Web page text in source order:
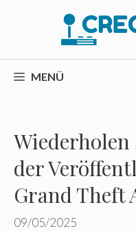
MENÜ
Wiederholen
der
Grand Theft
09/05/2025